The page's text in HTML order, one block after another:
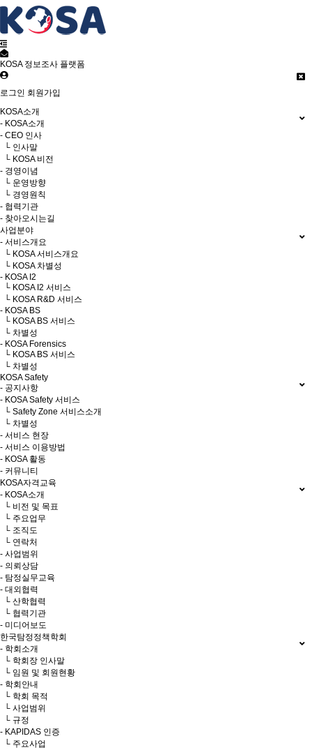
KOSA 정보조사 플랫폼
로그인 회원가입
KOSA소개
- KOSA소개
- CEO 인사
└ 인사말
└ KOSA 비전
- 경영이념
└ 운영방향
└ 경영원칙
- 협력기관
- 찾아오시는길
사업분야
- 서비스개요
└ KOSA 서비스개요
└ KOSA 차별성
- KOSA I2
└ KOSA I2 서비스
└ KOSA R&D 서비스
- KOSA BS
└ KOSA BS 서비스
└ 차별성
- KOSA Forensics
└ KOSA BS 서비스
└ 차별성
KOSA Safety
- 공지사항
- KOSA Safety 서비스
└ Safety Zone 서비스소개
└ 차별성
- 서비스 현장
- 서비스 이용방법
- KOSA 활동
- 커뮤니티
KOSA자격교육
- KOSA소개
└ 비전 및 목표
└ 주요업무
└ 조직도
└ 연락처
- 사업범위
- 의뢰상담
- 탐정실무교육
- 대외협력
└ 산학협력
└ 협력기관
- 미디어보도
한국탐정정책학회
- 학회소개
└ 학회장 인사말
└ 임원 및 회원현황
- 학회안내
└ 학회 목적
└ 사업범위
└ 규정
- KAPIDAS 인증
└ 주요사업